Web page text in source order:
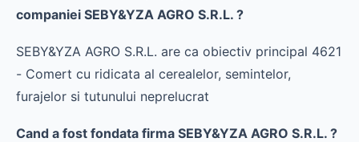
companiei SEBY&YZA AGRO S.R.L. ?
SEBY&YZA AGRO S.R.L. are ca obiectiv principal 4621
- Comert cu ridicata al cerealelor, semintelor,
furajelor si tutunului neprelucrat
Cand a fost fondata firma SEBY&YZA AGRO S.R.L. ?